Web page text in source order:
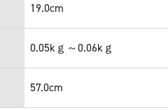
19.0cm
0.05kｇ～0.06kｇ
57.0cm